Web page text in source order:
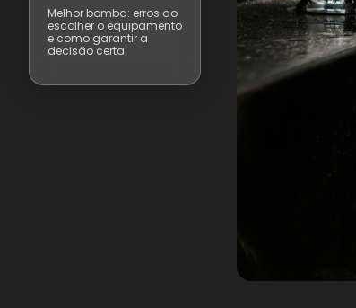
Melhor bomba: erros ao
escolher o equipamento
e como garantir a
decisão certa